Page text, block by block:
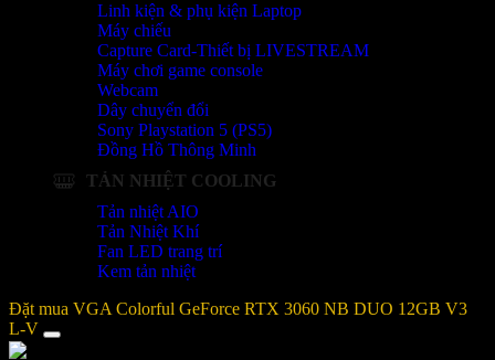
Linh kiện & phụ kiện Laptop
Máy chiếu
Capture Card-Thiết bị LIVESTREAM
Máy chơi game console
Webcam
Dây chuyển đổi
Sony Playstation 5 (PS5)
Đồng Hồ Thông Minh
TẢN NHIỆT COOLING
Tản nhiệt AIO
Tản Nhiệt Khí
Fan LED trang trí
Kem tản nhiệt
Đặt mua VGA Colorful GeForce RTX 3060 NB DUO 12GB V3
L-V